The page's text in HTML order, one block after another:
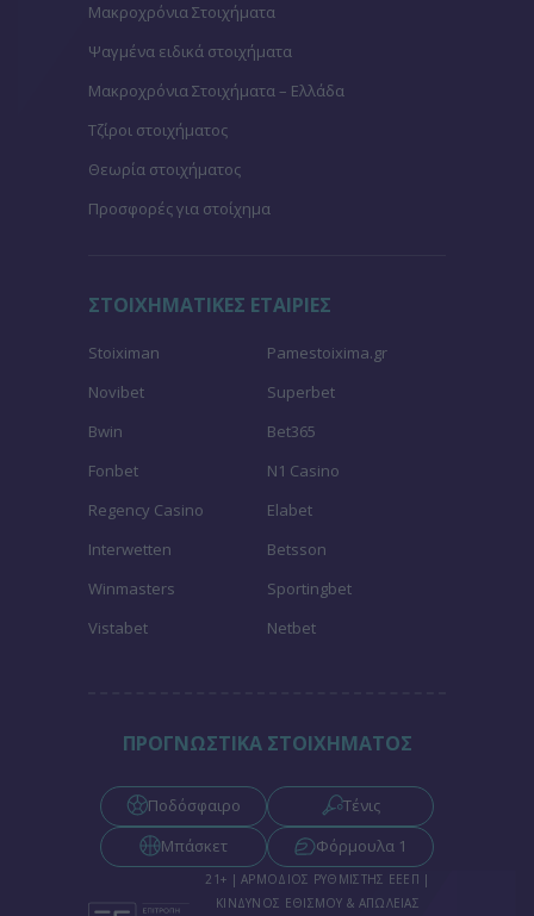
Μακροχρόνια Στοιχήματα
Ψαγμένα ειδικά στοιχήματα
Μακροχρόνια Στοιχήματα – Ελλάδα
Τζίροι στοιχήματος
Θεωρία στοιχήματος
Προσφορές για στοίχημα
ΣΤΟΙΧΗΜΑΤΙΚΕΣ ΕΤΑΙΡΙΕΣ
Stoiximan
Pamestoixima.gr
Novibet
Superbet
Bwin
Bet365
Fonbet
N1 Casino
Regency Casino
Elabet
Interwetten
Betsson
Winmasters
Sportingbet
Vistabet
Netbet
ΠΡΟΓΝΩΣΤΙΚΑ ΣΤΟΙΧΗΜΑΤΟΣ
Ποδόσφαιρο
Τένις
Μπάσκετ
Φόρμουλα 1
21+ | ΑΡΜΟΔΙΟΣ ΡΥΘΜΙΣΤΗΣ ΕΕΕΠ |
ΚΙΝΔΥΝΟΣ ΕΘΙΣΜΟΥ & ΑΠΩΛΕΙΑΣ